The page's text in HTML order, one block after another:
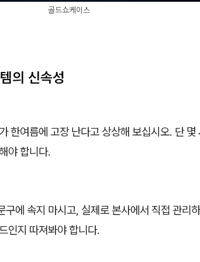
골드쇼케이스
의 신속성
가 한여름에 고장 난다고 상상해 보십시오. 단
야 합니다.
에 속지 마시고, 실제로 본사에서 직접 관리
인지 따져봐야 합니다.